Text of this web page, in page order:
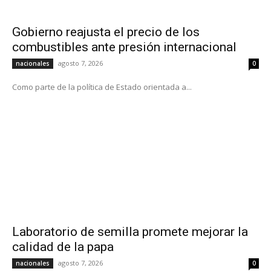
Gobierno reajusta el precio de los
combustibles ante presión internacional
nacionales agosto 7, 2026 0
Como parte de la política de Estado orientada a...
Laboratorio de semilla promete mejorar la
calidad de la papa
nacionales agosto 7, 2026 0